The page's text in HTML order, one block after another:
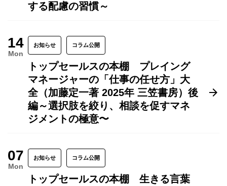
する配慮の習慣～
14
Mon
お知らせ コラム公開
トップセールスの本棚 プレイング
マネージャーの「仕事の任せ方」大
全（加藤定一著 2025年 三笠書房）後
編～選択肢を絞り、相談を促すマネ
ジメントの極意〜
07
Mon
お知らせ コラム公開
トップセールスの本棚 生きる言葉